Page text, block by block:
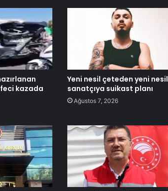
kazada
Yeni nesil çeteden yeni nesil
sanatçıya suikast planı
Ağustos 7, 2026